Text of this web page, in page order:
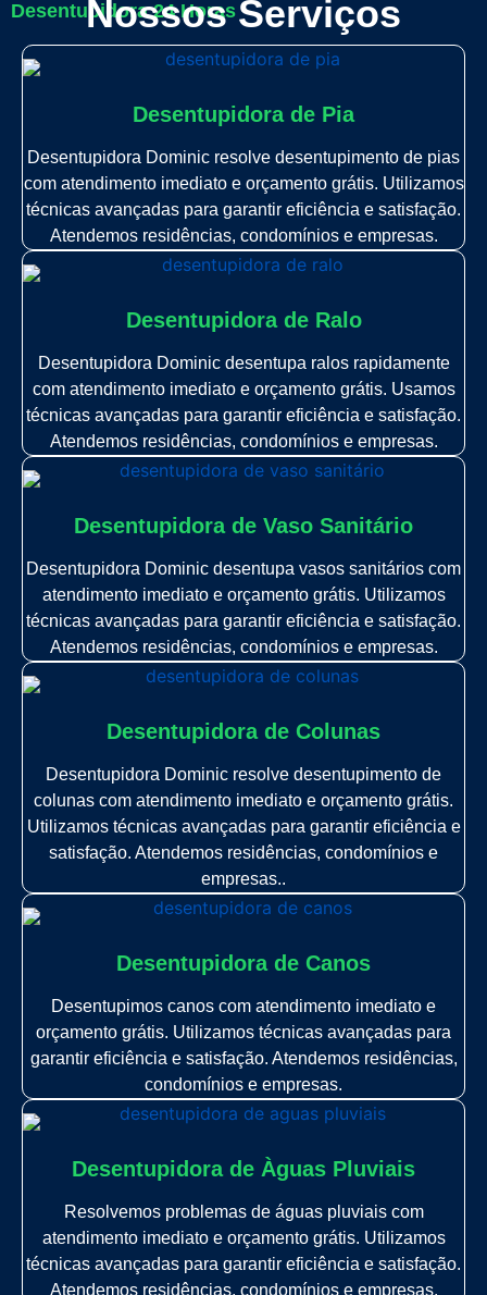
Desentupidora 24 Horas
Nossos Serviços
Desentupidora de Pia
Desentupidora Dominic resolve desentupimento de pias
com atendimento imediato e orçamento grátis. Utilizamos
técnicas avançadas para garantir eficiência e satisfação.
Atendemos residências, condomínios e empresas.
Desentupidora de Ralo
Desentupidora Dominic desentupa ralos rapidamente
com atendimento imediato e orçamento grátis. Usamos
técnicas avançadas para garantir eficiência e satisfação.
Atendemos residências, condomínios e empresas.
Desentupidora de Vaso Sanitário
Desentupidora Dominic desentupa vasos sanitários com
atendimento imediato e orçamento grátis. Utilizamos
técnicas avançadas para garantir eficiência e satisfação.
Atendemos residências, condomínios e empresas.
Desentupidora de Colunas
Desentupidora Dominic resolve desentupimento de
colunas com atendimento imediato e orçamento grátis.
Utilizamos técnicas avançadas para garantir eficiência e
satisfação. Atendemos residências, condomínios e
empresas..
Desentupidora de Canos
Desentupimos canos com atendimento imediato e
orçamento grátis. Utilizamos técnicas avançadas para
garantir eficiência e satisfação. Atendemos residências,
condomínios e empresas.
Desentupidora de Àguas Pluviais
Resolvemos problemas de águas pluviais com
atendimento imediato e orçamento grátis. Utilizamos
técnicas avançadas para garantir eficiência e satisfação.
Atendemos residências, condomínios e empresas.